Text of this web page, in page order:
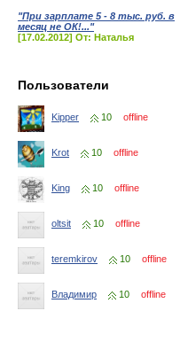
"При зарплате 5 - 8 тыс. руб. в
месяц не ОК!..."
[17.02.2012] От: Наталья
Пользователи
Kipper 10 offline
Krot 10 offline
King 10 offline
oltsit 10 offline
teremkirov 10 offline
Владимир 10 offline